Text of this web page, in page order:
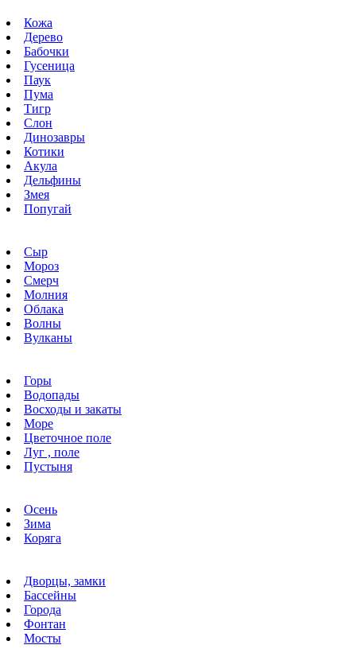
Кожа
Дерево
Бабочки
Гусеница
Паук
Пума
Тигр
Слон
Динозавры
Котики
Акула
Дельфины
Змея
Попугай
Сыр
Мороз
Смерч
Молния
Облака
Волны
Вулканы
Горы
Водопады
Восходы и закаты
Море
Цветочное поле
Луг , поле
Пустыня
Осень
Зима
Коряга
Дворцы, замки
Бассейны
Города
Фонтан
Мосты